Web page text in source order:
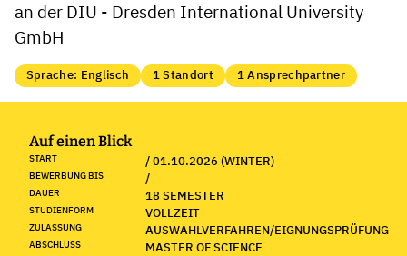
an der DIU - Dresden International University
GmbH
Sprache: Englisch 1 Standort 1 Ansprechpartner
Auf einen Blick
START / 01.10.2026 (WINTER)
BEWERBUNG BIS /
DAUER 18 SEMESTER
STUDIENFORM VOLLZEIT
ZULASSUNG AUSWAHLVERFAHREN/EIGNUNGSPRÜFUNG
ABSCHLUSS MASTER OF SCIENCE